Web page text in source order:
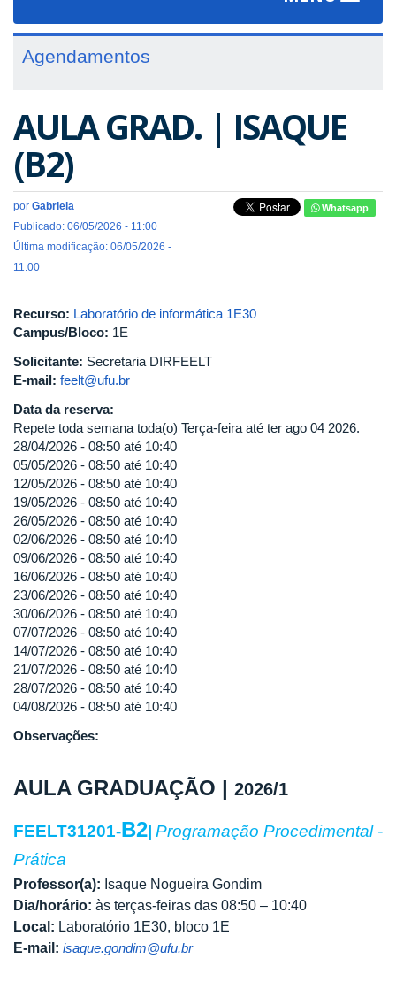
Agendamentos
AULA GRAD. | ISAQUE
(B2)
por Gabriela
Publicado: 06/05/2026 - 11:00
Última modificação: 06/05/2026 -
11:00
Whatsapp
Recurso: Laboratório de informática 1E30
Campus/Bloco: 1E
Solicitante: Secretaria DIRFEELT
E-mail: feelt@ufu.br
Data da reserva:
Repete toda semana toda(o) Terça-feira até ter ago 04 2026.
28/04/2026 - 08:50 até 10:40
05/05/2026 - 08:50 até 10:40
12/05/2026 - 08:50 até 10:40
19/05/2026 - 08:50 até 10:40
26/05/2026 - 08:50 até 10:40
02/06/2026 - 08:50 até 10:40
09/06/2026 - 08:50 até 10:40
16/06/2026 - 08:50 até 10:40
23/06/2026 - 08:50 até 10:40
30/06/2026 - 08:50 até 10:40
07/07/2026 - 08:50 até 10:40
14/07/2026 - 08:50 até 10:40
21/07/2026 - 08:50 até 10:40
28/07/2026 - 08:50 até 10:40
04/08/2026 - 08:50 até 10:40
Observações:
AULA GRADUAÇÃO | 2026/1
FEELT31201-B2| Programação Procedimental -
Prática
Professor(a): Isaque Nogueira Gondim
Dia/horário: às terças-feiras das 08:50 – 10:40
Local: Laboratório 1E30, bloco 1E
E-mail: isaque.gondim@ufu.br